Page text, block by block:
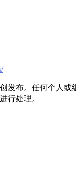
发布。任何个人
行处理。